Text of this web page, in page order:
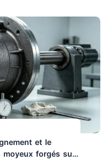
et le
forgés sur